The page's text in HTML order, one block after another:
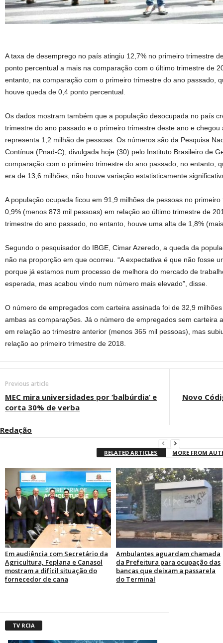
A taxa de desemprego no país atingiu 12,7% no primeiro trimestre
ponto percentual a mais na comparação com o último trimestre de
entanto, na comparação com o primeiro trimestre do ano passado,
houve queda de 0,4 ponto percentual.
Os dados mostram também que a população desocupada no país
trimestre do ano passado e o primeiro trimestre deste ano e
representa 1,2 milhão de pessoas. Os números são da Pesquisa
Contínua (Pnad-C), divulgada hoje (30) pelo Instituto Brasileiro de
comparação com o primeiro trimestre do ano passado, no entanto,
era de 13,6 milhões, não houve variação estatisticamente
A população ocupada ficou em 91,9 milhões de pessoas no
0,9% (menos 873 mil pessoas) em relação ao último trimestre de
trimestre do ano passado, no entanto, houve uma alta de 1,8%
Segundo o pesquisador do IBGE, Cimar Azeredo, a queda da
não na proporção em que ocorreu. “A expectativa é que não fosse
porque já estamos num processo de melhora do mercado de
esperada, mas acabou vindo num número mais elevado”, disse.
O número de empregados com carteira assinada foi de 32,9
ambas as comparações. Já o número de empregados sem carteira
em relação ao trimestre anterior (menos 365 mil pessoas), mas
relação ao primeiro trimestre de 2018.
Previous article
MEC mira universidades por ‘balbúrdia’ e
corta 30% de verba
Novo
Redação
RELATED ARTICLES MORE FROM
Em audiência com Secretário da
Agricultura, Feplana e Canasol
mostram a difícil situação do
fornecedor de cana
Ambulantes aguardam chamada
da Prefeitura para ocupação das
bancas que deixam a passarela
do Terminal
TV RCIA